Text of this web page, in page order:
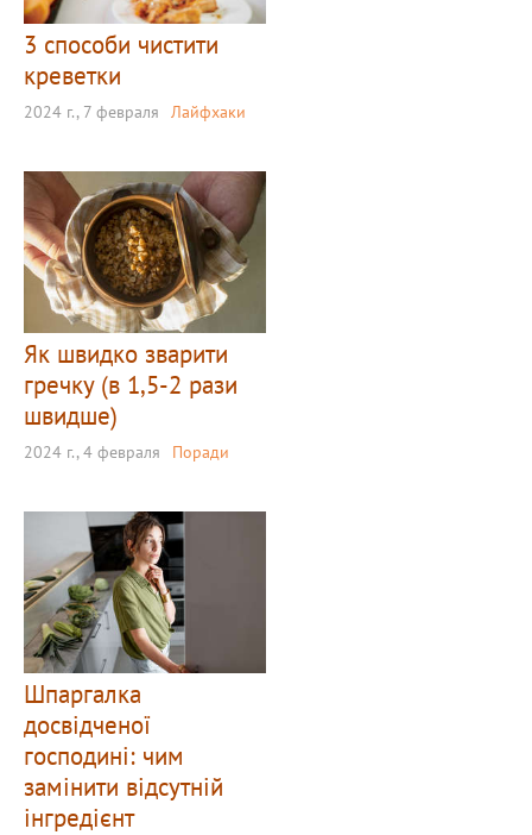
3 способи чистити
креветки
2024 г., 7 февраля Лайфхаки
Як швидко зварити
гречку (в 1,5-2 рази
швидше)
2024 г., 4 февраля Поради
Шпаргалка
досвідченої
господині: чим
замінити відсутній
інгредієнт